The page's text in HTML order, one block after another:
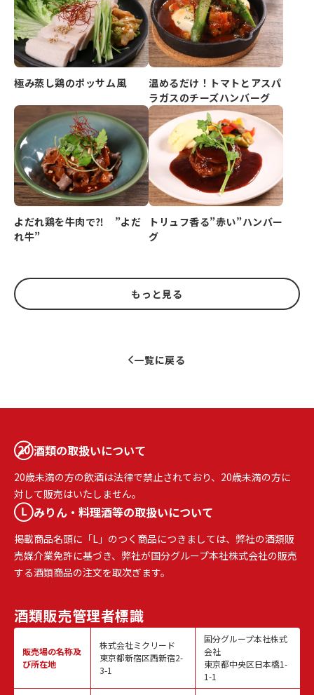
極み蒸し鶏のポッサム風
温めるだけ！トマトとアスパ
ラガスのチーズハンバーグ
よだれ鶏を牛肉で⁈ ”よだ
れ牛”
トリュフ香る”赤い”ハンバー
グ
もっと見る
一覧に戻る
酒類の取扱いについて
20歳未満の方の飲酒は法律で禁止されており、20歳未満の方に
対して販売はいたしません。
みりん・料理酒等の取扱いについて
掲載商品名頭に「L」のつく商品につきましては、弊社の酒類販
売媒介業免許に基づき、弊社が国分グループ本社株式会社の販売
する酒類商品の注文を取次ぎます。
酒類販売管理者標識
販売場の名称及
び所在地
株式会社ミクリード
東京都新宿区西新宿2-
3-1
国分グループ本社株式
会社
東京都中央区日本橋1-
1-1